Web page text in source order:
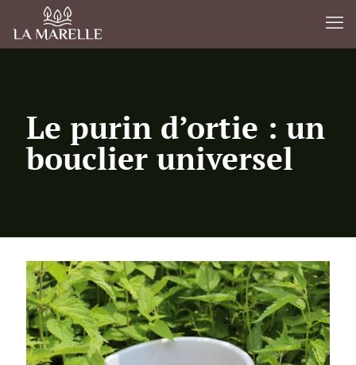
Le purin d’ortie : un
bouclier universel